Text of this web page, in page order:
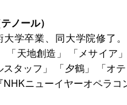
ノール）
大学卒業、同大学院修了
「天地創造」 「メサイア
スタッフ」 「夕鶴」 「オ
ニューイヤーオペラコ